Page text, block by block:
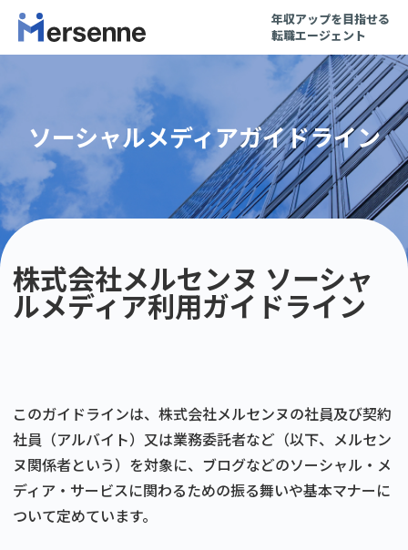
年収アップを目指せる
転職エージェント
ソーシャルメディアガイドライン
株式会社メルセンヌ ソーシャ
ルメディア利用ガイドライン
このガイドラインは、株式会社メルセンヌの社員及び契約
社員（アルバイト）又は業務委託者など（以下、メルセン
ヌ関係者という）を対象に、ブログなどのソーシャル・メ
ディア・サービスに関わるための振る舞いや基本マナーに
ついて定めています。